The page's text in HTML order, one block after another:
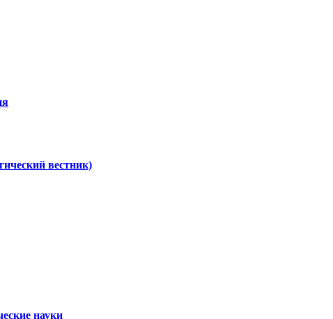
вестник)
науки